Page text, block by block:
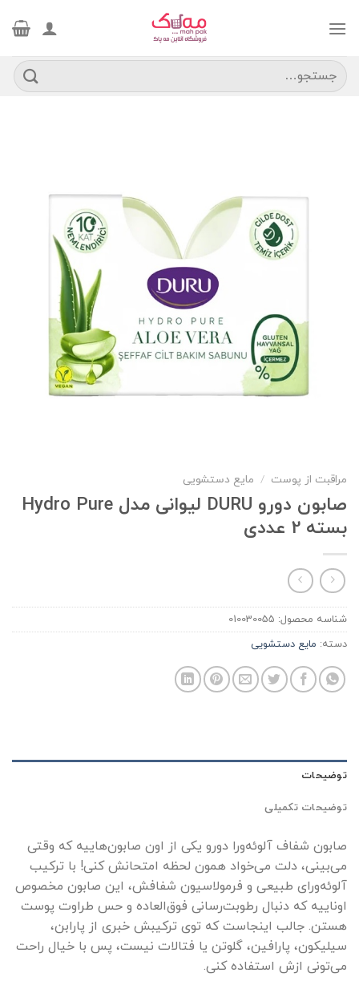
جستجو
برای:
مراقبت از پوست / مایع دستشویی
صابون دورو DURU لیوانی مدل Hydro Pure
بسته 2 عددی
شناسه محصول: 010030055
دسته: مایع دستشویی
توضیحات
توضیحات تکمیلی
صابون شفاف آلوئه‌ورا دورو یکی از اون صابون‌هاییه که وقتی
می‌بینی، دلت می‌خواد همون لحظه امتحانش کنی! با ترکیب
آلوئه‌ورای طبیعی و فرمولاسیون شفافش، این صابون مخصوص
اوناییه که دنبال رطوبت‌رسانی فوق‌العاده و حس طراوت پوست
هستن. جالب اینجاست که توی ترکیبش خبری از پارابن،
سیلیکون، پارافین، گلوتن یا فتالات نیست، پس با خیال راحت
می‌تونی ازش استفاده کنی.